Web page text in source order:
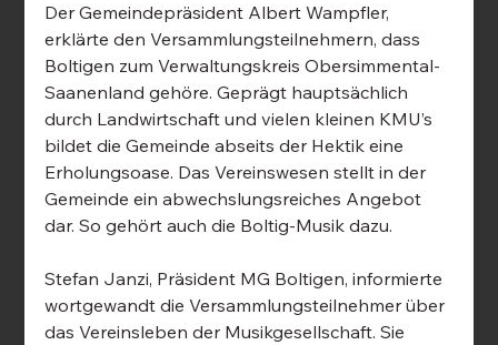
Der Gemeindepräsident Albert Wampfler,
erklärte den Versammlungsteilnehmern, dass
Boltigen zum Verwaltungskreis Obersimmental-
Saanenland gehöre. Geprägt hauptsächlich
durch Landwirtschaft und vielen kleinen KMU’s
bildet die Gemeinde abseits der Hektik eine
Erholungsoase. Das Vereinswesen stellt in der
Gemeinde ein abwechslungsreiches Angebot
dar. So gehört auch die Boltig-Musik dazu.
Stefan Janzi, Präsident MG Boltigen, informierte
wortgewandt die Versammlungsteilnehmer über
das Vereinsleben der Musikgesellschaft. Sie